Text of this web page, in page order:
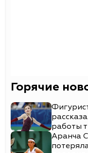
Горячие
работы
Аранча